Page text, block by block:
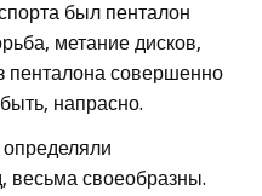
был пенталон
метание дисков,
пенталона совершенно
напрасно.
весьма своеобразны.